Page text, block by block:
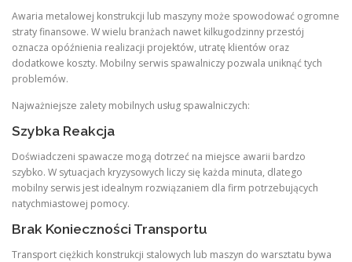
Awaria metalowej konstrukcji lub maszyny może spowodować ogromne
straty finansowe. W wielu branżach nawet kilkugodzinny przestój
oznacza opóźnienia realizacji projektów, utratę klientów oraz
dodatkowe koszty. Mobilny serwis spawalniczy pozwala uniknąć tych
problemów.
Najważniejsze zalety mobilnych usług spawalniczych:
Szybka Reakcja
Doświadczeni spawacze mogą dotrzeć na miejsce awarii bardzo
szybko. W sytuacjach kryzysowych liczy się każda minuta, dlatego
mobilny serwis jest idealnym rozwiązaniem dla firm potrzebujących
natychmiastowej pomocy.
Brak Konieczności Transportu
Transport ciężkich konstrukcji stalowych lub maszyn do warsztatu bywa